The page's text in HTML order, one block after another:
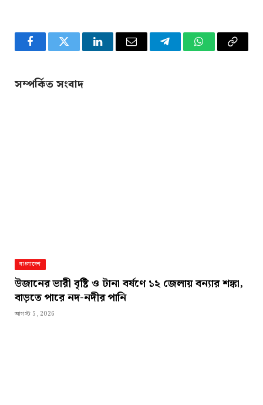
FacebookTwitter LinkedInEmail TelegramWhatsApp
Copy
সম্পর্কিত সংবাদ
বাংলাদেশ
উজানের ভারী বৃষ্টি ও টানা বর্ষণে ১২ জেলায় বন্যার শঙ্কা,
বাড়তে পারে নদ-নদীর পানি
আগস্ট 5, 2026